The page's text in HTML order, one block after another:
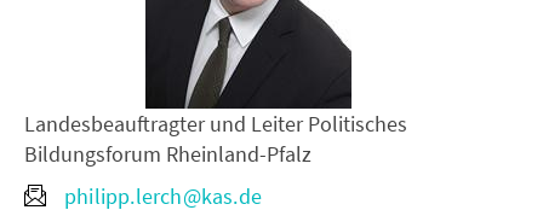
Landesbeauftragter und Leiter Politisches
Bildungsforum Rheinland-Pfalz
philipp.lerch@kas.de